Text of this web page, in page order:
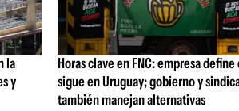
la
y
Horas clave en FNC: empresa
sigue en Uruguay; gobierno y
también manejan alternativas